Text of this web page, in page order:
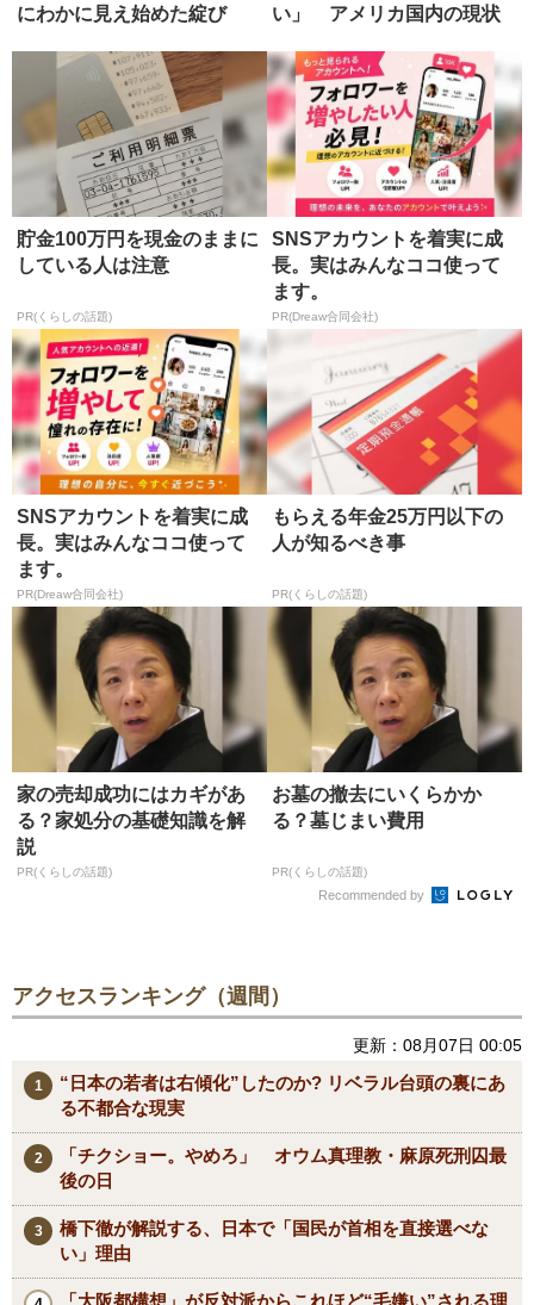
にわかに見え始めた綻び
い」 アメリカ国内の現状
貯金100万円を現金のままに
している人は注意
PR(くらしの話題)
SNSアカウントを着実に成
長。実はみんなココ使って
ます。
PR(Dreaw合同会社)
SNSアカウントを着実に成
長。実はみんなココ使って
ます。
PR(Dreaw合同会社)
もらえる年金25万円以下の
人が知るべき事
PR(くらしの話題)
家の売却成功にはカギがあ
る？家処分の基礎知識を解
説
PR(くらしの話題)
お墓の撤去にいくらかか
る？墓じまい費用
PR(くらしの話題)
Recommended by
アクセスランキング（週間）
更新：08月07日 00:05
“日本の若者は右傾化”したのか? リベラル台頭の裏にあ
る不都合な現実
「チクショー。やめろ」 オウム真理教・麻原死刑囚最
後の日
橋下徹が解説する、日本で「国民が首相を直接選べな
い」理由
「大阪都構想」が反対派からこれほど“毛嫌い”される理